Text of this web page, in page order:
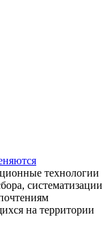
технологии
систематизации
на территории